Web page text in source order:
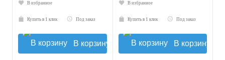
В избранное
Купить в 1 клик Под заказ
В корзину
В избранное
Купить в 1 клик Под заказ
В корзину